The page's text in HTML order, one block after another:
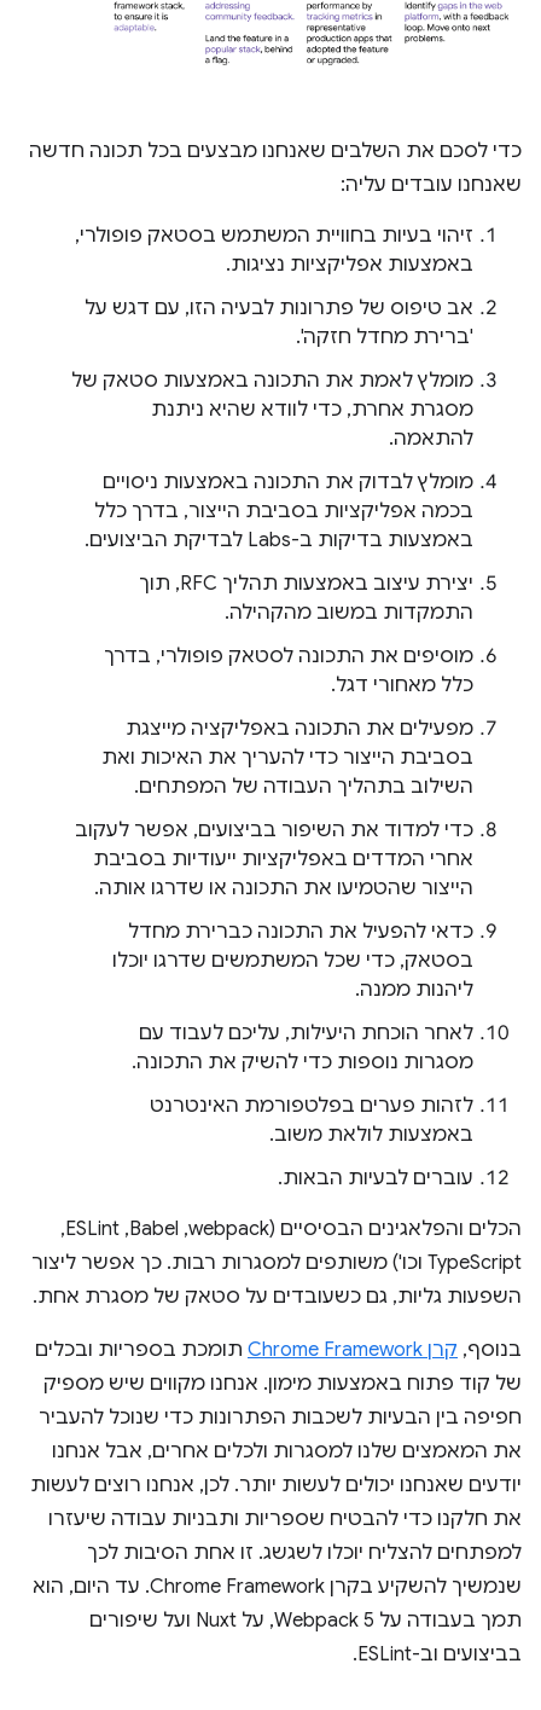
כדי לסכם את השלבים שאנחנו מבצעים בכל תכונה חדשה
שאנחנו עובדים עליה:
זיהוי בעיות בחוויית המשתמש בסטאק פופולרי,
באמצעות אפליקציות נציגות.
אב טיפוס של פתרונות לבעיה הזו, עם דגש על
'ברירת מחדל חזקה'.
מומלץ לאמת את התכונה באמצעות סטאק של
מסגרת אחרת, כדי לוודא שהיא ניתנת
להתאמה.
מומלץ לבדוק את התכונה באמצעות ניסויים
בכמה אפליקציות בסביבת הייצור, בדרך כלל
באמצעות בדיקות ב-Labs לבדיקת הביצועים.
יצירת עיצוב באמצעות תהליך RFC, תוך
התמקדות במשוב מהקהילה.
מוסיפים את התכונה לסטאק פופולרי, בדרך
כלל מאחורי דגל.
מפעילים את התכונה באפליקציה מייצגת
בסביבת הייצור כדי להעריך את האיכות ואת
השילוב בתהליך העבודה של המפתחים.
כדי למדוד את השיפור בביצועים, אפשר לעקוב
אחרי המדדים באפליקציות ייעודיות בסביבת
הייצור שהטמיעו את התכונה או שדרגו אותה.
כדאי להפעיל את התכונה כברירת מחדל
בסטאק, כדי שכל המשתמשים שדרגו יוכלו
ליהנות ממנה.
לאחר הוכחת היעילות, עליכם לעבוד עם
מסגרות נוספות כדי להשיק את התכונה.
לזהות פערים בפלטפורמת האינטרנט
באמצעות לולאת משוב.
עוברים לבעיות הבאות.
הכלים והפלאגינים הבסיסיים (webpack,‏ Babel,‏ ESLint,‏
TypeScript וכו') משותפים למסגרות רבות. כך אפשר ליצור
השפעות גליות, גם כשעובדים על סטאק של מסגרת אחת.
בנוסף, קרן Chrome Framework
תומכת בספריות ובכלים
של קוד פתוח באמצעות מימון. אנחנו מקווים שיש מספיק
חפיפה בין הבעיות לשכבות הפתרונות כדי שנוכל להעביר
את המאמצים שלנו למסגרות ולכלים אחרים, אבל אנחנו
יודעים שאנחנו יכולים לעשות יותר. לכן, אנחנו רוצים לעשות
את חלקנו כדי להבטיח שספריות ותבניות עבודה שיעזרו
למפתחים להצליח יוכלו לשגשג. זו אחת הסיבות לכך
שנמשיך להשקיע בקרן Chrome Framework. עד היום, הוא
תמך בעבודה על Webpack 5, על Nuxt ועל שיפורים
בביצועים וב-ESLint.